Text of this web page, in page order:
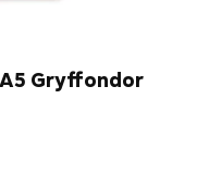
A5 Gryffondor